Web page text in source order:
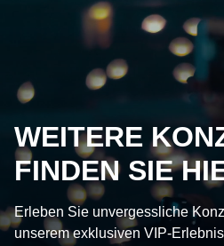
WEITERE
FINDEN SIE
Erleben Sie unvergessliche
unserem exklusiven VIP-